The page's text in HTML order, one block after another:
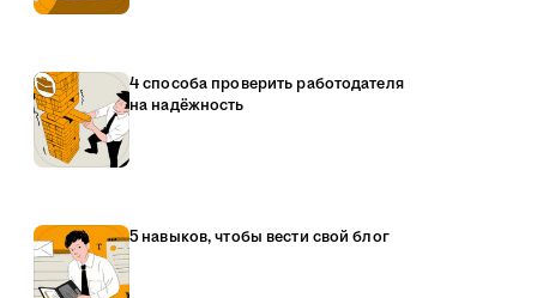
4 способа проверить работодателя
на надёжность
5 навыков, чтобы вести свой блог